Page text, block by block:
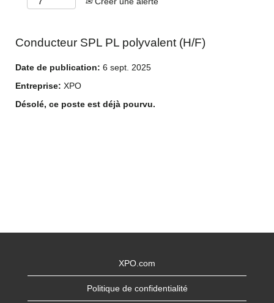
Conducteur SPL PL polyvalent (H/F)
Date de publication: 6 sept. 2025
Entreprise: XPO
Désolé, ce poste est déjà pourvu.
XPO.com
Politique de confidentialité